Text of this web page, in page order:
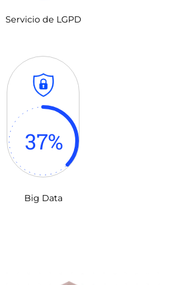
Servicio de LGPD
37%
Big Data